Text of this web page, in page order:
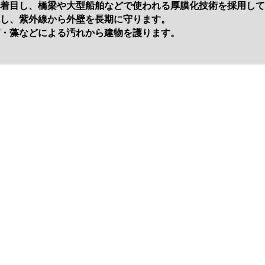
し、橋梁や大型船舶などで使われる厚膜化技術を採用して
紫外線から外壁を長期に守ります。
などによる汚れから建物を護ります。